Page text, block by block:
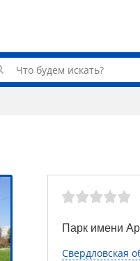
Парк имени
Свердловская